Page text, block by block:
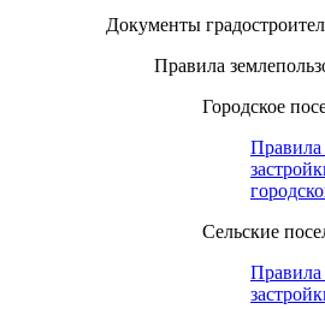
Документы
Правила
Городское
Правила
Сельские
Правила